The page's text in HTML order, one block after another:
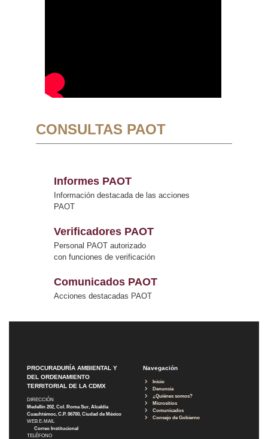
CONSULTAS PAOT
Informes PAOT
Información destacada de las acciones
PAOT
Verificadores PAOT
Personal PAOT autorizado
con funciones de verificación
Comunicados PAOT
Acciones destacadas PAOT
PROCURADURÍA AMBIENTAL Y
DEL ORDENAMIENTO
TERRITORIAL DE LA CDMX
DIRECCIÓN
Medellín 202, Col. Roma Sur, Alcaldía
Cuauhtémoc, C.P. 06700, Ciudad de México
WEB E-MAIL
Correo Institucional
TELÉFONO
Navegación
Inicio
Denuncia
¿Quiénes somos?
Micrositios
Comunicados
Consejo de Gobierno